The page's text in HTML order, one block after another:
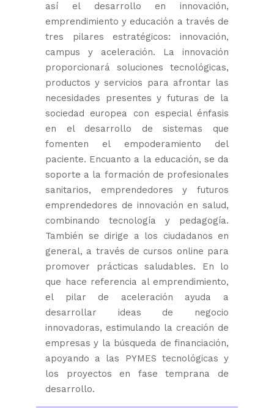
así el desarrollo en innovación,
emprendimiento y educación a través de
tres pilares estratégicos: innovación,
campus y aceleración. La innovación
proporcionará soluciones tecnológicas,
productos y servicios para afrontar las
necesidades presentes y futuras de la
sociedad europea con especial énfasis
en el desarrollo de sistemas que
fomenten el empoderamiento del
paciente. Encuanto a la educación, se da
soporte a la formación de profesionales
sanitarios, emprendedores y futuros
emprendedores de innovación en salud,
combinando tecnología y pedagogía.
También se dirige a los ciudadanos en
general, a través de cursos online para
promover prácticas saludables. En lo
que hace referencia al emprendimiento,
el pilar de aceleración ayuda a
desarrollar ideas de negocio
innovadoras, estimulando la creación de
empresas y la búsqueda de financiación,
apoyando a las PYMES tecnológicas y
los proyectos en fase temprana de
desarrollo.